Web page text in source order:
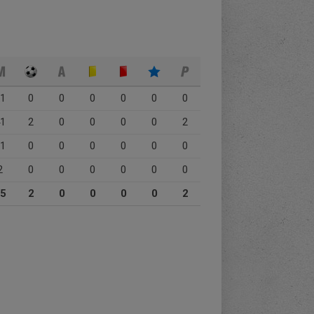
0 0 0 0 0
0
2 0 0 0 0
2
0 0 0 0 0
0
0 0 0 0 0
0
2 0 0 0 0 2